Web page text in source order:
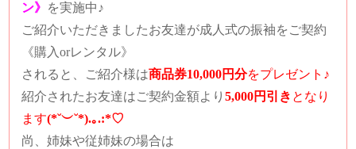
ン》 を実施中♪
ご紹介いただきましたお友達が成人式の振袖をご契約
《購入orレンタル》
されると、
ご紹介様は商品券10,000円分をプレゼント♪
紹介されたお友達はご契約金額より5,000円引き となり
ます(*˘︶˘*).｡.:*♡
尚、姉妹や従姉妹の場合は